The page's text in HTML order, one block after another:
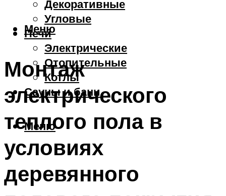
Декоративные
Угловые
Печи
Электрические
Отопительные
Котлы
Сауны и бани
Меню
Меню
Монтаж
электрического
теплого пола в
условиях
деревянного